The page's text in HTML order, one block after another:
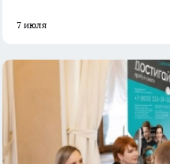
7 июля